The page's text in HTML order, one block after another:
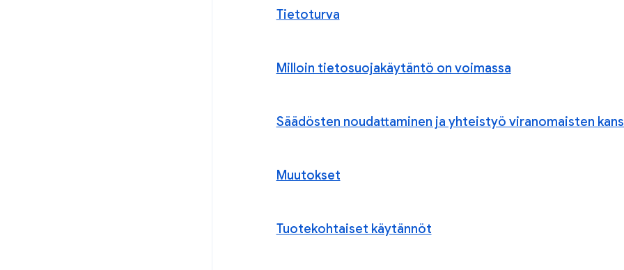
Tietoturva
Milloin tietosuojakäytäntö on voimassa
Säädösten noudattaminen ja yhteistyö viranomaisten
Muutokset
Tuotekohtaiset käytännöt